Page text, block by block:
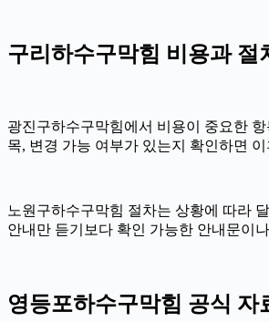
구리하수구막힘 비용과 절
광진구하수구막힘에서 비용이 중요한
목, 변경 가능 여부가 있는지 확인하면
노원구하수구막힘 절차는 상황에 따라
안내만 듣기보다 확인 가능한 안내문이
영등포하수구막힘 공식 자